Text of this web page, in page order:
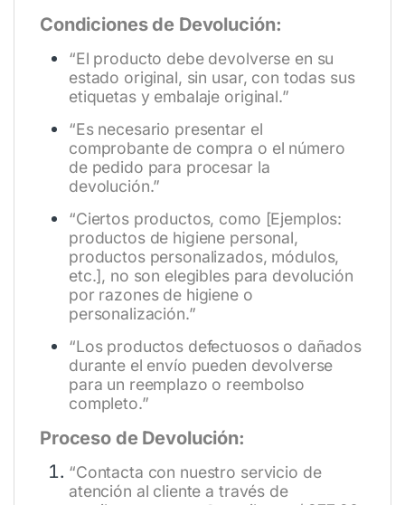
Condiciones de Devolución:
“El producto debe devolverse en su
estado original, sin usar, con todas sus
etiquetas y embalaje original.”
“Es necesario presentar el
comprobante de compra o el número
de pedido para procesar la
devolución.”
“Ciertos productos, como [Ejemplos:
productos de higiene personal,
productos personalizados, módulos,
etc.], no son elegibles para devolución
por razones de higiene o
personalización.”
“Los productos defectuosos o dañados
durante el envío pueden devolverse
para un reemplazo o reembolso
completo.”
Proceso de Devolución:
“Contacta con nuestro servicio de
atención al cliente a través de